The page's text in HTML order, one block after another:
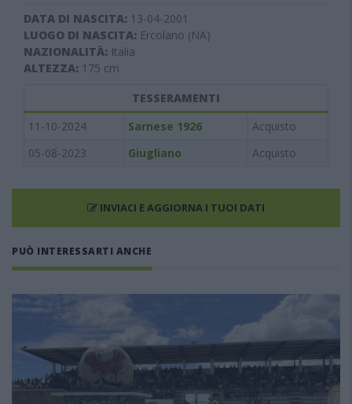
DATA DI NASCITA: 13-04-2001
LUOGO DI NASCITA: Ercolano (NA)
NAZIONALITÀ: Italia
ALTEZZA: 175 cm
TESSERAMENTI
11-10-2024
Sarnese 1926
Acquisto
05-08-2023
Giugliano Acquisto
INVIACI E AGGIORNA I TUOI DATI
PUÒ INTERESSARTI ANCHE